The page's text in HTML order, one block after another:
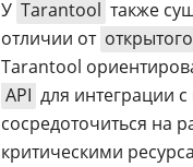
У Tarantool также
отличии от
Tarantool
API для интеграции
сосредоточиться на
критическими